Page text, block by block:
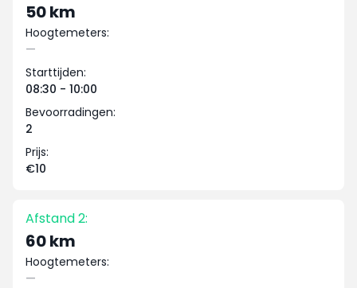
50 km
Hoogtemeters:
—
Starttijden:
08:30 - 10:00
Bevoorradingen:
2
Prijs:
€10
Afstand 2:
60 km
Hoogtemeters:
—